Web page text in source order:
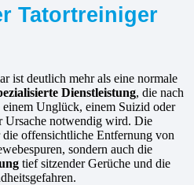
Tatortreiniger
ist deutlich mehr als eine normale
Dienstleistung, die nach
Unglück, einem Suizid oder
Ursache notwendig wird. Die
offensichtliche Entfernung von
sondern auch die
tief sitzender Gerüche und die